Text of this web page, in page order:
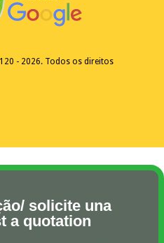
- 2026. Todos os direitos
solicite una
a quotation